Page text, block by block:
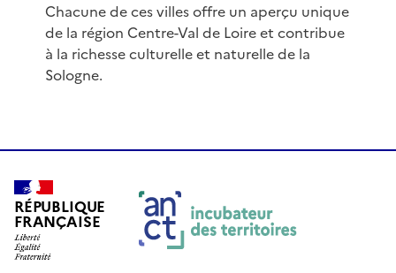
Chacune de ces villes offre un aperçu unique
de la région Centre-Val de Loire et contribue
à la richesse culturelle et naturelle de la
Sologne.
RÉPUBLIQUE
FRANÇAISE